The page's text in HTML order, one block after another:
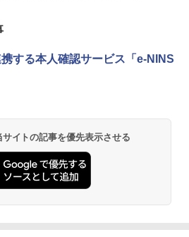
する本人確認サービス「e-NINS
イトの記事を優先表示させる